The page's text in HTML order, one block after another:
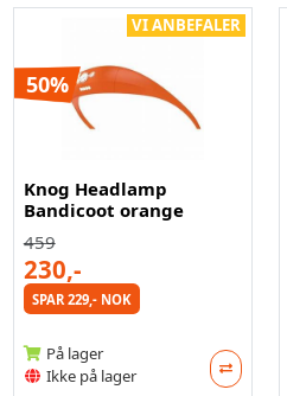
VI ANBEFALER
50%
Knog Headlamp
Bandicoot orange
459
230,-
SPAR 229,- NOK
På lager
Ikke på lager